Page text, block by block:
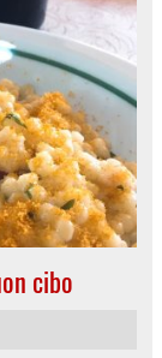
cibo